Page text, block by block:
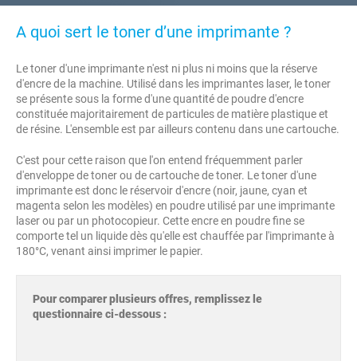
A quoi sert le toner d’une imprimante ?
Le toner d'une imprimante n'est ni plus ni moins que la réserve
d'encre de la machine. Utilisé dans les imprimantes laser, le toner
se présente sous la forme d'une quantité de poudre d'encre
constituée majoritairement de particules de matière plastique et
de résine. L'ensemble est par ailleurs contenu dans une cartouche.
C'est pour cette raison que l'on entend fréquemment parler
d'enveloppe de toner ou de cartouche de toner. Le toner d'une
imprimante est donc le réservoir d'encre (noir, jaune, cyan et
magenta selon les modèles) en poudre utilisé par une imprimante
laser ou par un photocopieur. Cette encre en poudre fine se
comporte tel un liquide dès qu'elle est chauffée par l'imprimante à
180°C, venant ainsi imprimer le papier.
Pour comparer plusieurs offres, remplissez le
questionnaire ci-dessous :